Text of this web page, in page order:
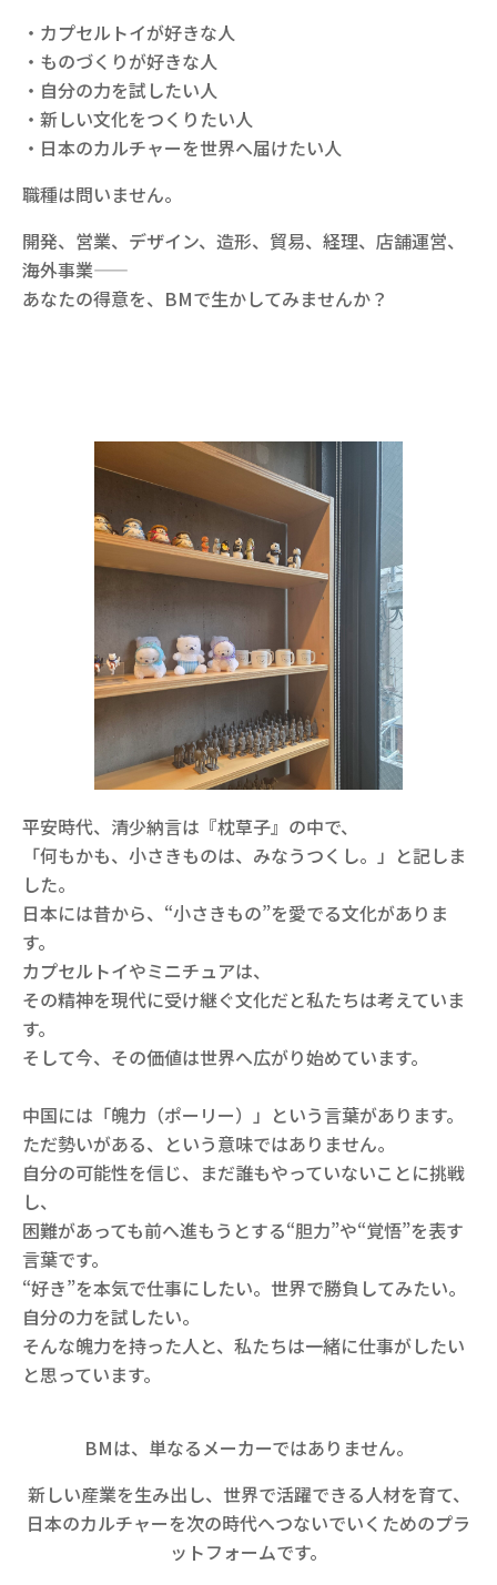
・カプセルトイが好きな人
・ものづくりが好きな人
・自分の力を試したい人
・新しい文化をつくりたい人
・日本のカルチャーを世界へ届けたい人
職種は問いません。
開発、営業、デザイン、造形、貿易、経理、店舗運営、
海外事業――
あなたの得意を、BMで生かしてみませんか？
平安時代、清少納言は『枕草子』の中で、
「何もかも、小さきものは、みなうつくし。」と記しま
した。
日本には昔から、“小さきもの”を愛でる文化がありま
す。
カプセルトイやミニチュアは、
その精神を現代に受け継ぐ文化だと私たちは考えていま
す。
そして今、その価値は世界へ広がり始めています。
中国には「魄力（ポーリー）」という言葉があります。
ただ勢いがある、という意味ではありません。
自分の可能性を信じ、まだ誰もやっていないことに挑戦
し、
困難があっても前へ進もうとする“胆力”や“覚悟”を表す
言葉です。
“好き”を本気で仕事にしたい。世界で勝負してみたい。
自分の力を試したい。
そんな魄力を持った人と、 私たちは一緒に仕事がしたい
と思っています。
BMは、単なるメーカーではありません。
新しい産業を生み出し、世界で活躍できる人材を育て、
日本のカルチャーを次の時代へつないでいくためのプラ
ットフォームです。